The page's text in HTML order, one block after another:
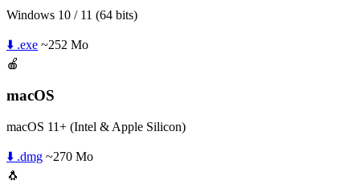
Windows 10 / 11 (64 bits)
⬇️ .exe ~252 Mo
🍎
macOS
macOS 11+ (Intel & Apple Silicon)
⬇️ .dmg ~270 Mo
🐧